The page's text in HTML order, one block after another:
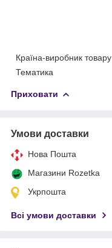
Країна-виробник товару
Тематика
Приховати
Умови доставки
Нова Пошта
Магазини Rozetka
Укрпошта
Всі умови доставки